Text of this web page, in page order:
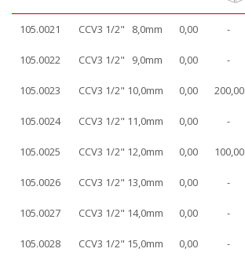
105.0021 CCV3 1/2" 8,0mm 0,00 -
105.0022 CCV3 1/2" 9,0mm 0,00 -
105.0023 CCV3 1/2" 10,0mm 0,00 200,00
105.0024 CCV3 1/2" 11,0mm 0,00 -
105.0025 CCV3 1/2" 12,0mm 0,00 100,00
105.0026 CCV3 1/2" 13,0mm 0,00 -
105.0027 CCV3 1/2" 14,0mm 0,00 -
105.0028 CCV3 1/2" 15,0mm 0,00 -